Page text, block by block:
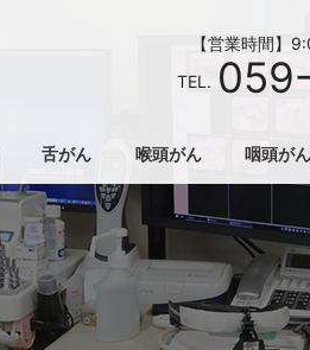
【営業時間】
TEL.
舌がん 喉頭がん 咽頭がん